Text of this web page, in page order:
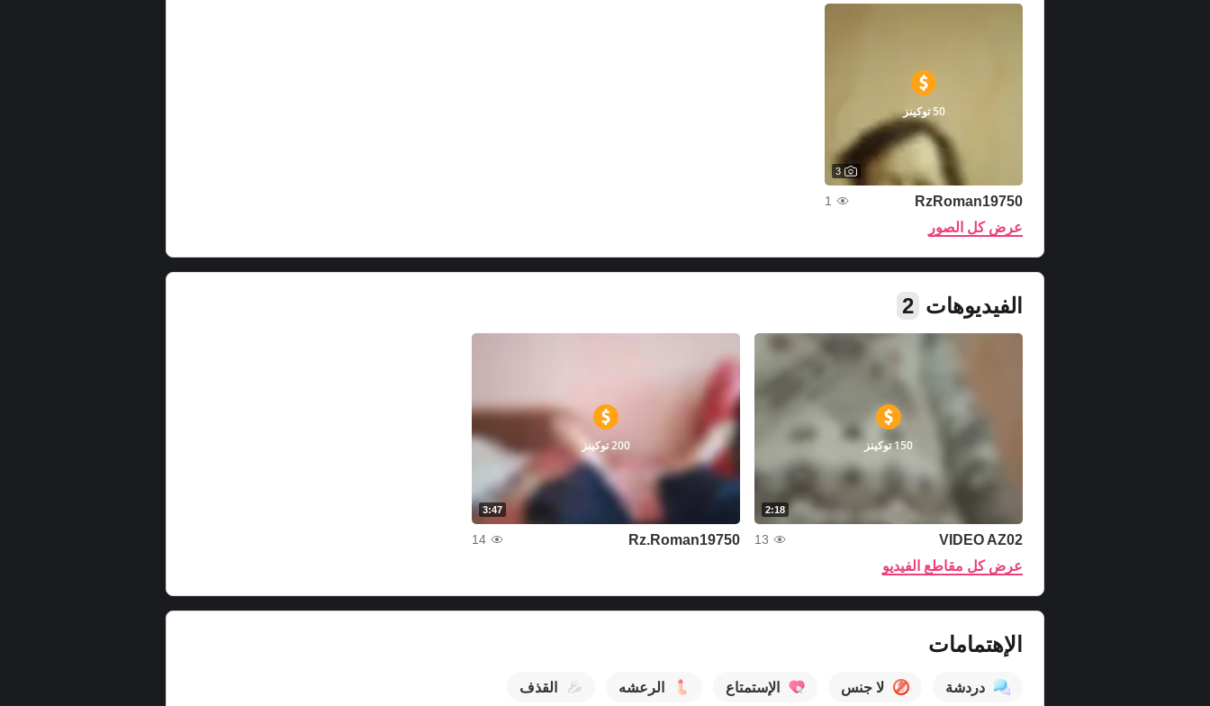
50 توكينز
3
RzRoman19750
1
عرض كل الصور
الفيديوهات 2
2:18
150 توكينز
VIDEO AZ02
13
3:47
200 توكينز
Rz.Roman19750
14
عرض كل مقاطع الفيديو
الإهتمامات
دردشة لا جنس الإستمتاع الرعشه القذف